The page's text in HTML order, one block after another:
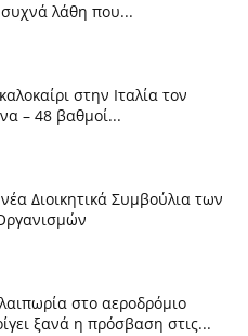
συχνά λάθη που...
στην Ιταλία τον
– 48 βαθμοί...
Διοικητικά Συμβούλια των
στο αεροδρόμιο
ξανά η πρόσβαση στις...